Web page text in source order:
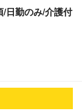
/日勤のみ/介護付